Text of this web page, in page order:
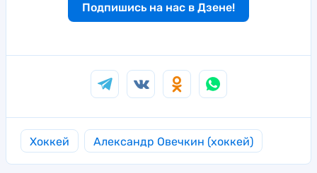
Подпишись на нас в Дзене!
Хоккей Александр Овечкин (хоккей)